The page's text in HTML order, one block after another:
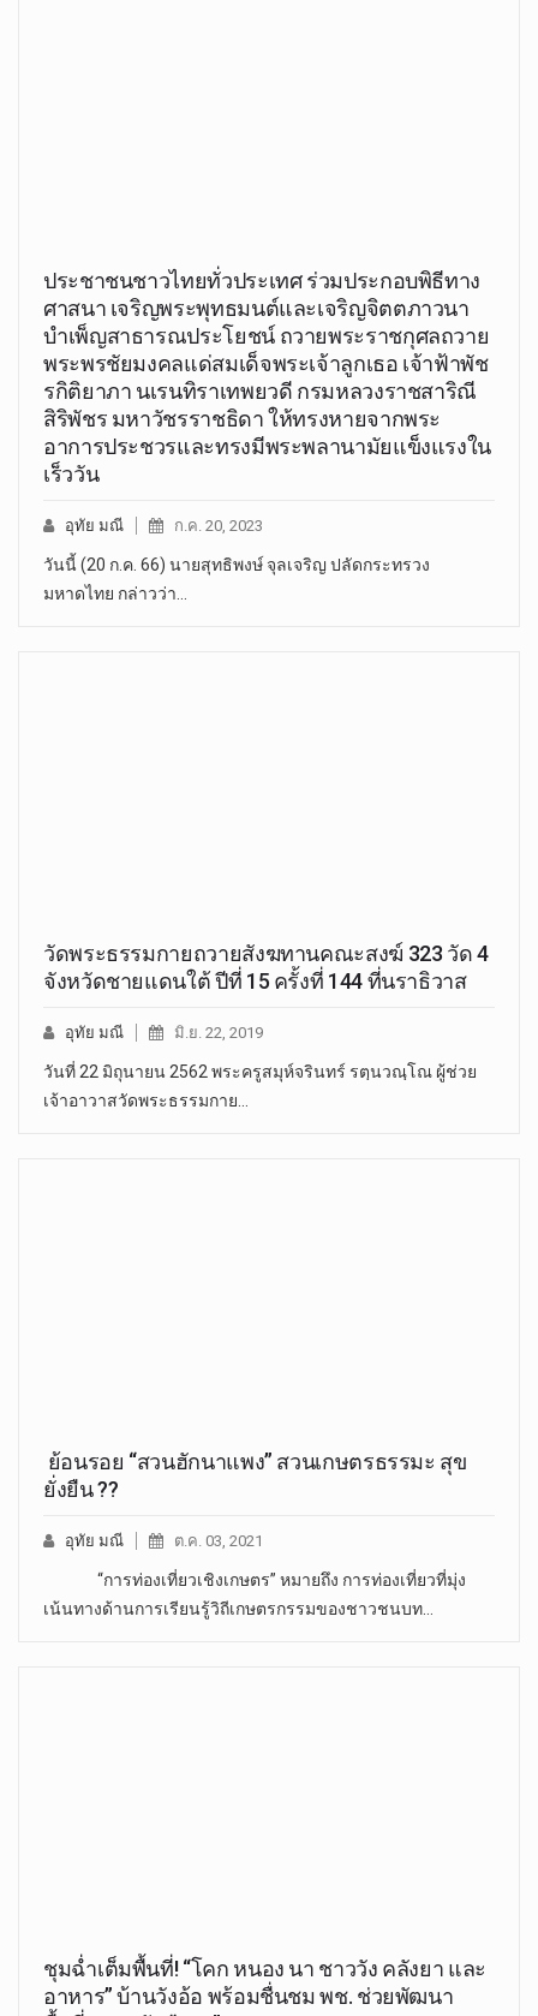
ประชาชนชาวไทยทั่วประเทศ ร่วมประกอบพิธีทาง
ศาสนา เจริญพระพุทธมนต์และเจริญจิตตภาวนา
บำเพ็ญสาธารณประโยชน์ ถวายพระราชกุศลถวาย
พระพรชัยมงคลแด่สมเด็จพระเจ้าลูกเธอ เจ้าฟ้าพัช
รกิติยาภา นเรนทิราเทพยวดี กรมหลวงราชสาริณี
สิริพัชร มหาวัชรราชธิดา ให้ทรงหายจากพระ
อาการประชวรและทรงมีพระพลานามัยแข็งแรงใน
เร็ววัน
อุทัย มณี ก.ค. 20, 2023
วันนี้ (20 ก.ค. 66) นายสุทธิพงษ์ จุลเจริญ ปลัดกระทรวง
มหาดไทย กล่าวว่า…
วัดพระธรรมกายถวายสังฆทานคณะสงฆ์ 323 วัด 4
จังหวัดชายแดนใต้ ปีที่ 15 ครั้งที่ 144 ที่นราธิวาส
อุทัย มณี มิ.ย. 22, 2019
วันที่ 22 มิถุนายน 2562 พระครูสมุห์จรินทร์ รตฺนวณฺโณ ผู้ช่วย
เจ้าอาวาสวัดพระธรรมกาย…
ย้อนรอย “สวนฮักนาแพง” สวนเกษตรธรรมะ สุข
ยั่งยืน ??
อุทัย มณี ต.ค. 03, 2021
“การท่องเที่ยวเชิงเกษตร” หมายถึง การท่องเที่ยวที่มุ่ง
เน้นทางด้านการเรียนรู้วิถีเกษตรกรรมของชาวชนบท…
ชุมฉ่ำเต็มพื้นที่! “โคก หนอง นา ชาววัง คลังยา และ
อาหาร” บ้านวังอ้อ พร้อมชื่นชม พช. ช่วยพัฒนา